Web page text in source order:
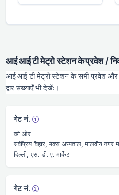
आई आई टी मेट्रो स्टेशन के प्रवेश /
आई आई टी मेट्रो स्टेशन के सभी प्रवेश और
द्वार संख्याएँ भी देखें:।
गेट नं.
की ओर
सर्वप्रिय विहार, मैक्स अस्पताल, मालवीय नगर
दिल्ली, एस. डी. ए. मार्केट
गेट नं.